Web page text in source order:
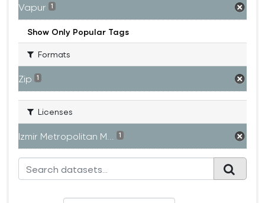
Vapur 1
Show Only Popular Tags
Formats
Zip 1
Licenses
Izmir Metropolitan M... 1